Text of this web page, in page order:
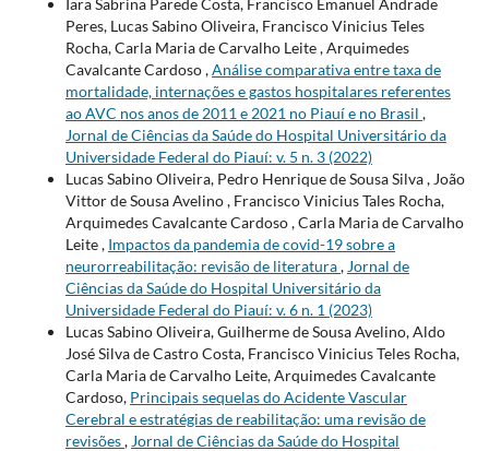
Peres, Lucas Sabino Oliveira, Francisco Vinicius Teles
Rocha, Carla Maria de Carvalho Leite , Arquimedes
Cavalcante Cardoso ,Análise comparativa entre taxa de
mortalidade, internações e gastos hospitalares referentes
ao AVC nos anos de 2011 e 2021 no Piauí e no Brasil ,
Jornal de Ciências da Saúde do Hospital Universitário da
Universidade Federal do Piauí: v. 5 n. 3 (2022)
Lucas Sabino Oliveira, Pedro Henrique de Sousa Silva , João
Vittor de Sousa Avelino , Francisco Vinicius Tales Rocha,
Arquimedes Cavalcante Cardoso , Carla Maria de Carvalho
Leite , Impactos da pandemia de covid-19 sobre a
neurorreabilitação: revisão de literatura, Jornal de
Ciências da Saúde do Hospital Universitário da
Universidade Federal do Piauí: v. 6 n. 1 (2023)
Lucas Sabino Oliveira, Guilherme de Sousa Avelino, Aldo
José Silva de Castro Costa, Francisco Vinicius Teles Rocha,
Carla Maria de Carvalho Leite, Arquimedes Cavalcante
Cardoso, Principais sequelas do Acidente Vascular
Cerebral e estratégias de reabilitação: uma revisão de
revisões, Jornal de Ciências da Saúde do Hospital